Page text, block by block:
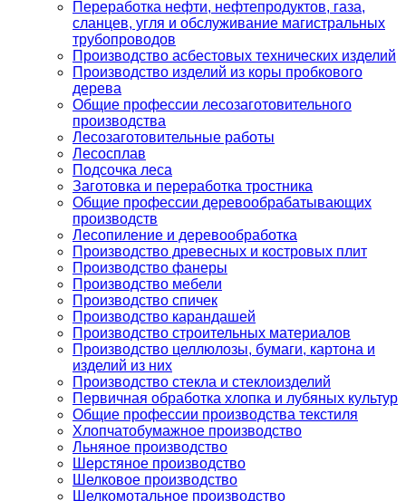
Переработка нефти, нефтепродуктов, газа,
сланцев, угля и обслуживание магистральных
трубопроводов
Производство асбестовых технических изделий
Производство изделий из коры пробкового
дерева
Общие профессии лесозаготовительного
производства
Лесозаготовительные работы
Лесосплав
Подсочка леса
Заготовка и переработка тростника
Общие профессии деревообрабатывающих
производств
Лесопиление и деревообработка
Производство древесных и костровых плит
Производство фанеры
Производство мебели
Производство спичек
Производство карандашей
Производство строительных материалов
Производство целлюлозы, бумаги, картона и
изделий из них
Производство стекла и стеклоизделий
Первичная обработка хлопка и лубяных культур
Общие профессии производства текстиля
Хлопчатобумажное производство
Льняное производство
Шерстяное производство
Шелковое производство
Шелкомотальное производство